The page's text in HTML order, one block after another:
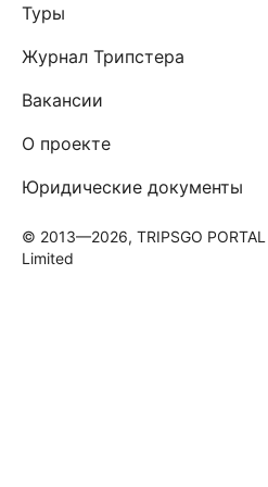
Туры
Журнал Трипстера
Вакансии
О проекте
Юридические документы
© 2013—2026, TRIPSGO
Limited